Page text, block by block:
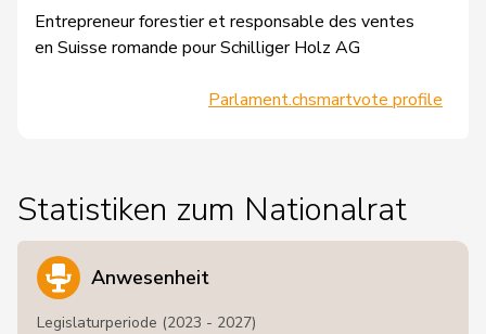
Entrepreneur forestier et responsable des ventes
en Suisse romande pour Schilliger Holz AG
Parlament.chsmartvote profile
Statistiken zum Nationalrat
Anwesenheit
Legislaturperiode (2023 - 2027)